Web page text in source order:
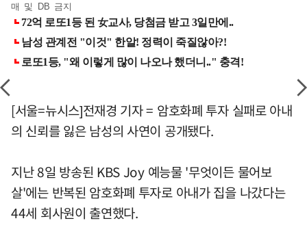
매 및 DB 금지
[서울=뉴시스]전재경 기자 = 암호화폐 투자 실패로 아내
의 신뢰를 잃은 남성의 사연이 공개됐다.
지난 8일 방송된 KBS Joy 예능물 '무엇이든 물어보
살'에는 반복된 암호화폐 투자로 아내가 집을 나갔다는
44세 회사원이 출연했다.